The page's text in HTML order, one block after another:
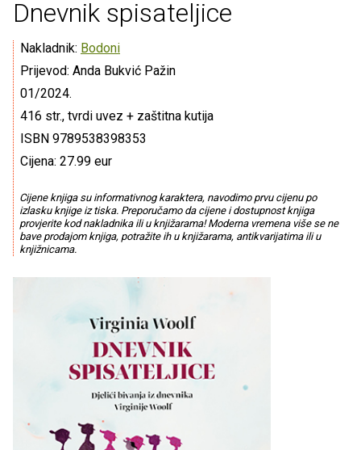
Dnevnik spisateljice
Nakladnik: Bodoni
Prijevod: Anda Bukvić Pažin
01/2024.
416 str., tvrdi uvez + zaštitna kutija
ISBN 9789538398353
Cijena: 27.99 eur
Cijene knjiga su informativnog karaktera, navodimo prvu cijenu po
izlasku knjige iz tiska. Preporučamo da cijene i dostupnost knjiga
provjerite kod nakladnika ili u knjižarama! Moderna vremena više se ne
bave prodajom knjiga, potražite ih u knjižarama, antikvarijatima ili u
knjižnicama.